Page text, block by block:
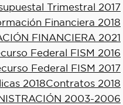
Trimestral 2017
Financiera 2018
FINANCIERA 2021
Federal FISM 2016
Federal FISM 2017
2018Contratos 2018
2003-2006